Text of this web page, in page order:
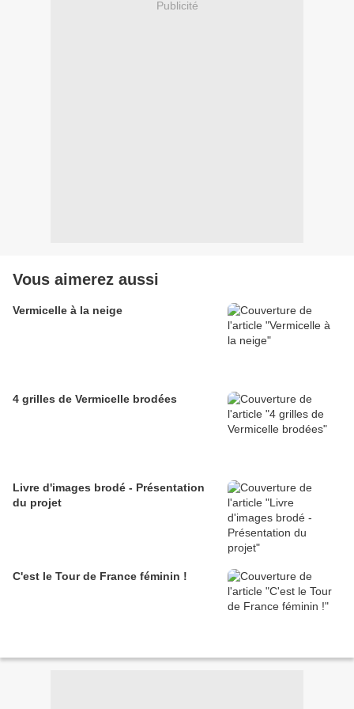
Publicité
Vous aimerez aussi
Vermicelle à la neige
4 grilles de Vermicelle brodées
Livre d'images brodé - Présentation
du projet
C'est le Tour de France féminin !